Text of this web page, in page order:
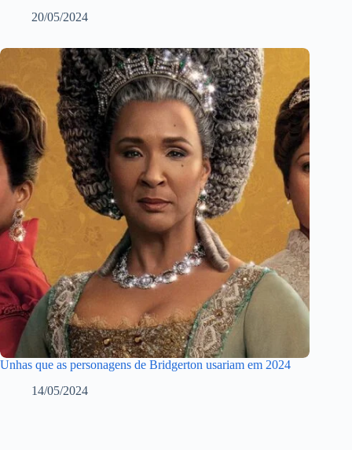
20/05/2024
Unhas que as personagens de Bridgerton usariam em 2024
14/05/2024